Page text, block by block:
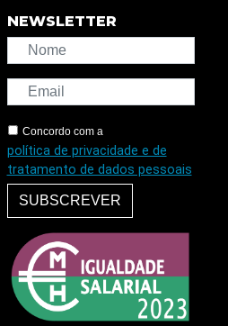
NEWSLETTER
Concordo com a
política de privacidade e de
tratamento de dados pessoais
SUBSCREVER